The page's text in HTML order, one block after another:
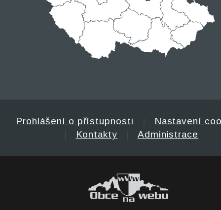
Prohlášení o přístupnosti
Nastavení
Kontakty Administrace